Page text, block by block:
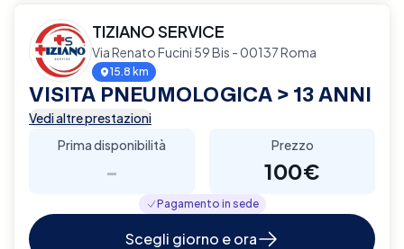
TIZIANO SERVICE
Via Renato Fucini 59 Bis - 00137 Roma
15.8 km
VISITA PNEUMOLOGICA > 13 ANNI
Vedi altre prestazioni
Prima disponibilità
-
Prezzo
100€
Pagamento in sede
Scegli giorno e ora